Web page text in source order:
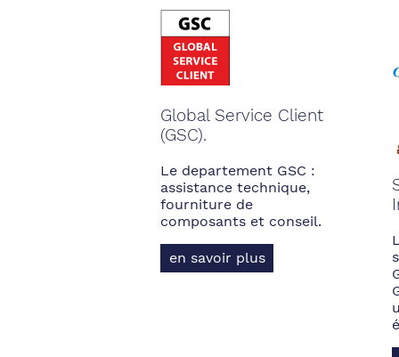
Global Service Client
(GSC).
Le departement GSC :
assistance technique,
fourniture de
composants et conseil.
en savoir plus